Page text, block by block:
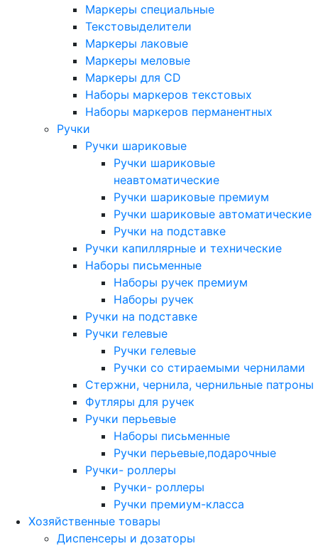
Маркеры специальные
Текстовыделители
Маркеры лаковые
Маркеры меловые
Маркеры для CD
Наборы маркеров текстовых
Наборы маркеров перманентных
Ручки
Ручки шариковые
Ручки шариковые
неавтоматические
Ручки шариковые премиум
Ручки шариковые автоматические
Ручки на подставке
Ручки капиллярные и технические
Наборы письменные
Наборы ручек премиум
Наборы ручек
Ручки на подставке
Ручки гелевые
Ручки гелевые
Ручки со стираемыми чернилами
Стержни, чернила, чернильные патроны
Футляры для ручек
Ручки перьевые
Наборы письменные
Ручки перьевые,подарочные
Ручки- роллеры
Ручки- роллеры
Ручки премиум-класса
Хозяйственные товары
Диспенсеры и дозаторы